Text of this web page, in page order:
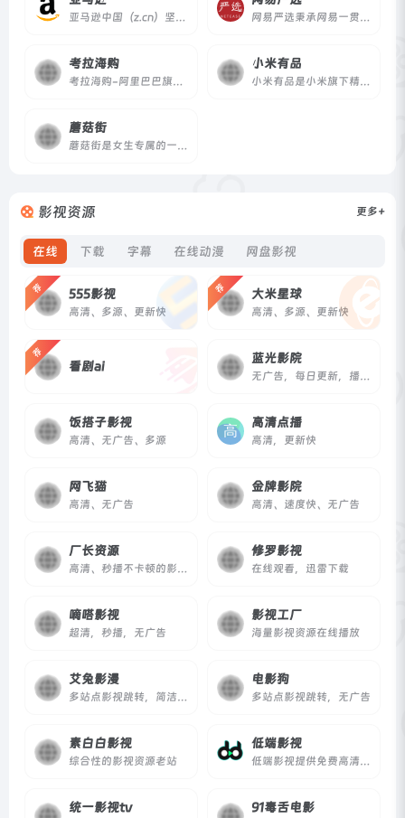
亚马逊中国（z.cn）坚持“以客户为中心”的理念，秉承“天天低价，正品行货”信念，销售图书、电脑、数码家电、母婴百货、服饰箱包等上千万种产品。亚马逊中国提供专业服务：正品行货天天低价，机打发票全国联保。货到付款，30天内可退换货。亚马逊为中国消费者提供便利、快捷的网购体验。 网易严选秉承网易一贯的严谨态度，深入世界各地，严格把关所有商品的产地、工艺、原材料，甄选居家、厨房、饮食等各类商品，力求给你最优质的商品。
考拉海购
考拉海购-阿里巴巴旗下以跨境业务为主的会员电商，主打官方自营，全球直采的模式，为会员精选全球品质好货，保证极致性价比，全方位服务黑卡会员。
小米有品
小米有品是小米旗下精品生活电商平台，也是小米“新零售”战略的重要一环。依托小米生态链体系，延续小米的“爆品”模式，致力于将“小米式的性价比”延伸到更广泛的家居生活领域。
蘑菇街
蘑菇街是女生专属的一站式消费平台。这里有上万个精通购物和穿搭的时尚达人，每天在直播间里推荐当季值得买的时尚好物、限时折扣的品牌商品以及源自工厂的性价比好货。蘑菇街的商品均由平台官方审核供应商资质和品质，让消费者轻松享受变美体验。
影视资源
在线 下载 字幕 在线动漫 网盘影视
更多+
荐 555影视
高清、多源、更新快
荐 大米星球
高清、多源、更新快
荐
看剧ai
蓝光影院
无广告，每日更新，播放速度快
饭搭子影视
高清、无广告、多源
高清点播
高清，更新快
网飞猫
高清、无广告
金牌影院
高清、速度快、无广告
厂长资源
高清、秒播不卡顿的影视资源网站
修罗影视
在线观看，迅雷下载
嘀嗒影视
超清，秒播，无广告
影视工厂
海量影视资源在线播放
艾兔影漫
多站点影视跳转，简洁清爽
电影狗
多站点影视跳转，无广告
素白白影视
综合性的影视资源老站
低端影视
低端影视提供免费高清在线电影、电视剧、综艺、动漫观看，使用AI技术智能整理全网资源，简洁界面，丰富资源。
统一影视tv 91毒舌电影